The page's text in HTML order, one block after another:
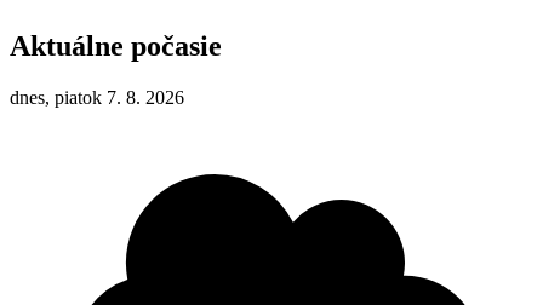
Aktuálne počasie
dnes, piatok 7. 8. 2026